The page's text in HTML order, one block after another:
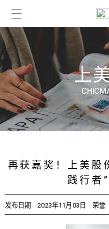
上
再获嘉奖！上美股
践行者
发布日期 2023年11月03日 荣誉